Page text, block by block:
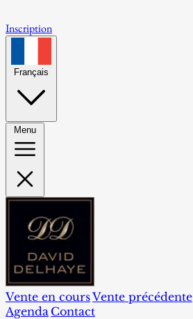
Inscription
Français
Menu
Vente en coursVente précédente
Agenda Contact